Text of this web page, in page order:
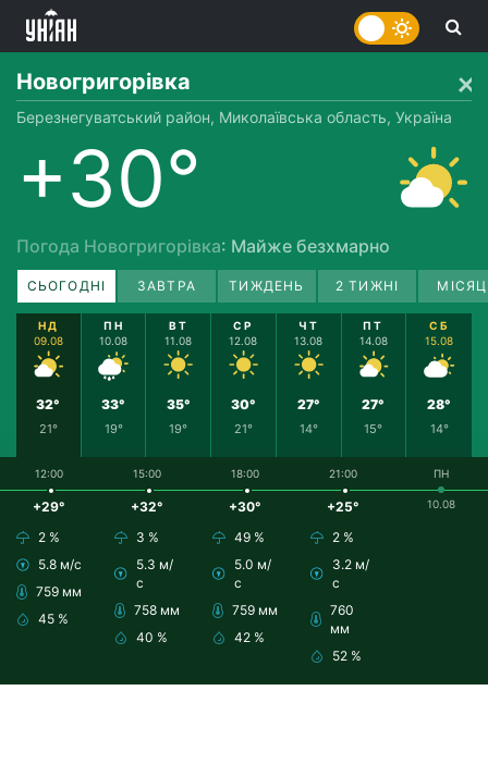
Новогригорівка
Березнегуватський район, Миколаївська область, Україна
+30°
Погода Новогригорівка: Майже безхмарно
СЬОГОДНІ ЗАВТРА ТИЖДЕНЬ 2 ТИЖНІ
НД
09.08
32°
21°
ПН
10.08
33°
19°
ВТ
11.08
35°
19°
СР
12.08
30°
21°
ЧТ
13.08
27°
14°
ПТ
14.08
27°
15°
СБ
15.08
28°
14°
12:00
+29°
2 %
5.8 м/с
759 мм
45 %
15:00
+32°
3 %
5.3 м/
с
758 мм
40 %
18:00
+30°
49 %
5.0 м/
с
759 мм
42 %
21:00
+25°
2 %
3.2 м/
с
760
мм
52 %
ПН
10.08